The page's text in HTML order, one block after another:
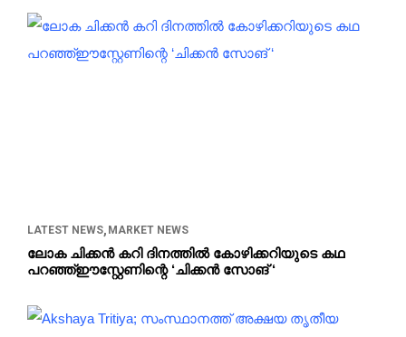
LATEST NEWS MARKET NEWS
ലോക ചിക്കൻ കറി ദിനത്തിൽ കോഴിക്കറിയുടെ കഥ
പറഞ്ഞ്ഈസ്റ്റേണിന്റെ ‘ചിക്കൻ സോങ് ‘